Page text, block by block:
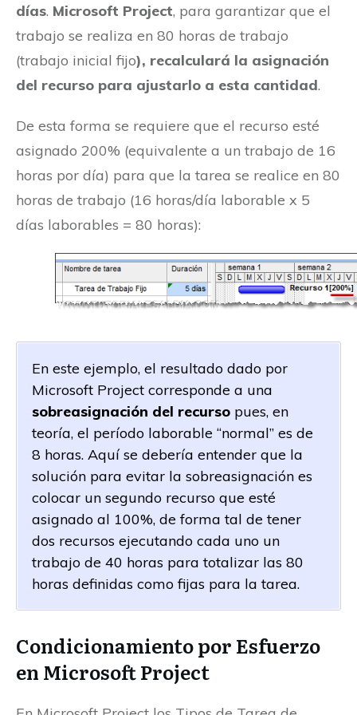
días. Microsoft Project, para garantizar que el
trabajo se realiza en 80 horas de trabajo
(trabajo inicial fijo), recalculará la asignación
del recurso para ajustarlo a esta cantidad.
De esta forma se requiere que el recurso esté
asignado 200% (equivalente a un trabajo de 16
horas por día) para que la tarea se realice en 80
horas de trabajo (16 horas/día laborable x 5
días laborables = 80 horas):
En este ejemplo, el resultado dado por
Microsoft Project corresponde a una
sobreasignación del recurso pues, en
teoría, el período laborable “normal” es de
8 horas. Aquí se debería entender que la
solución para evitar la sobreasignación es
colocar un segundo recurso que esté
asignado al 100%, de forma tal de tener
dos recursos ejecutando cada uno un
trabajo de 40 horas para totalizar las 80
horas definidas como fijas para la tarea.
Condicionamiento por Esfuerzo
en Microsoft Project